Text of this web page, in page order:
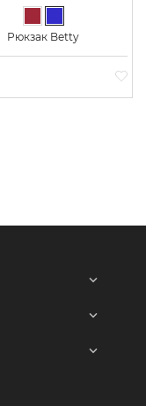
Рюкзак Betty